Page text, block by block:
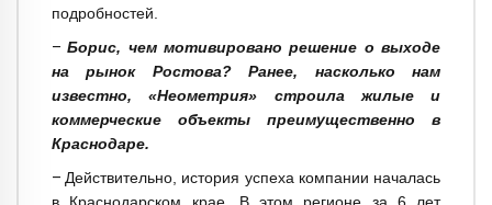
подробностей.
–Борис, чем мотивировано решение о выходе
на рынок Ростова? Ранее, насколько нам
известно, «Неометрия» строила жилые и
коммерческие объекты преимущественно в
Краснодаре.
– Действительно, история успеха компании началась
в Краснодарском крае. В этом регионе за 6 лет